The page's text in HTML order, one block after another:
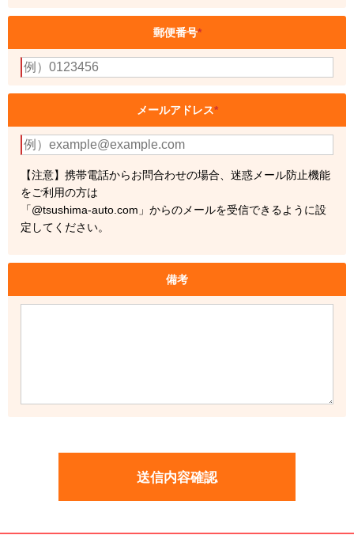
郵便番号*
メールアドレス*
【注意】携帯電話からお問合わせの場合、迷惑メール防止機能
をご利用の方は
「@tsushima-auto.com」からのメールを受信できるように設
定してください。
備考